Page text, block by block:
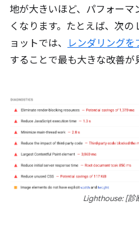
地が大きいほど、パフォーマ
くなります。たとえば、次
ョットでは、
レンダリング
することで最も大きな改善が
Lighthouse: [診